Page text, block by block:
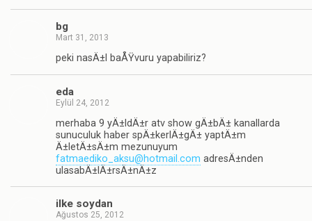
bg
Mart 31, 2013
peki nasÄ±l baÅŸvuru yapabiliriz?
eda
Eylül 24, 2012
merhaba 9 yÄ±ldÄ±r atv show gÄ±bÄ± kanallarda
sunuculuk haber spÄ±kerlÄ±gÄ± yaptÄ±m
Ä±letÄ±sÄ±m mezunuyum
fatmaediko_aksu@hotmail.com adresÄ±nden
ulasabÄ±lÄ±rsÄ±nÄ±z
ilke soydan
Ağustos 25, 2012